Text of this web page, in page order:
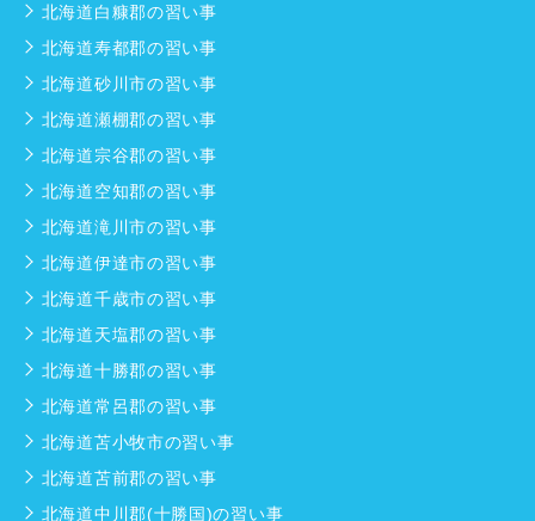
北海道白糠郡の習い事
北海道寿都郡の習い事
北海道砂川市の習い事
北海道瀬棚郡の習い事
北海道宗谷郡の習い事
北海道空知郡の習い事
北海道滝川市の習い事
北海道伊達市の習い事
北海道千歳市の習い事
北海道天塩郡の習い事
北海道十勝郡の習い事
北海道常呂郡の習い事
北海道苫小牧市の習い事
北海道苫前郡の習い事
北海道中川郡(十勝国)の習い事